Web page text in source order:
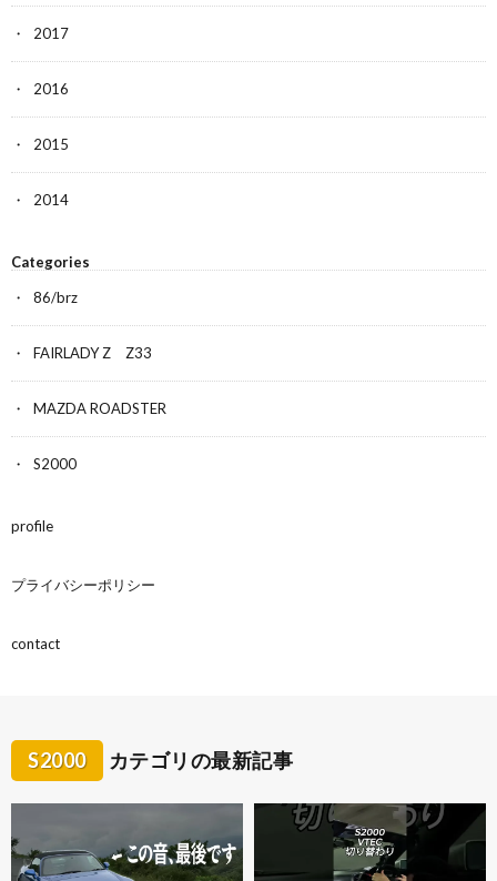
2017
2016
2015
2014
Categories
86/brz
FAIRLADY Z Z33
MAZDA ROADSTER
S2000
profile
プライバシーポリシー
contact
S2000 カテゴリの最新記事